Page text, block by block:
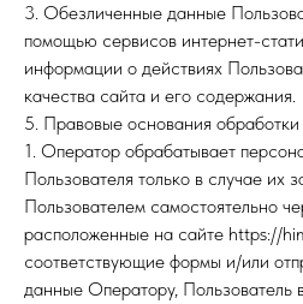
3. Обезличенные данные
помощью сервисов интернет-
информации о действиях
качества сайта и его содержания.
5. Правовые основания
1. Оператор обрабатывает
Пользователя только в случае их
Пользователем самостоятельно
расположенные на сайте https://
соответствующие формы и/или
данные Оператору, Пользователь